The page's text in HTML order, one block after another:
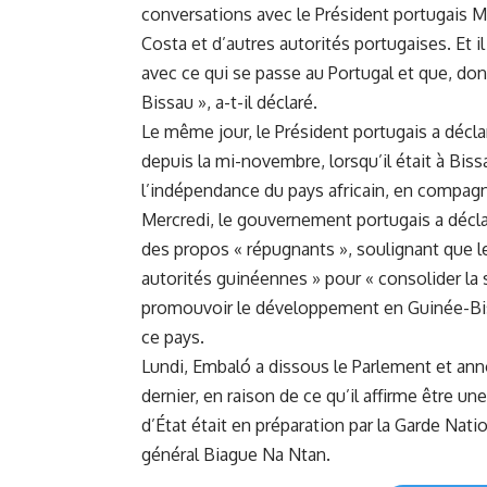
conversations avec le Président portugais
Costa et d’autres ​autorités portugaises. Et
avec ce qui se passe au Portugal et que,‌
Bissau », a-t-il déclaré.
Le même jour, le Président portugais a
depuis la mi-novembre, lorsqu’il était à
l’indépendance du pays africain, en
Mercredi, le ​gouvernement portugais a
des propos « répugnants », soulignant
autorités guinéennes » pour « consolider
promouvoir‍ le développement en Guinée-
ce pays.
Lundi, Embaló a dissous ​le Parlement et
dernier, en raison de ce qu’il ‍affirme ​être
⁢d’État était en préparation par‍ la Garde
général Biague Na Ntan.